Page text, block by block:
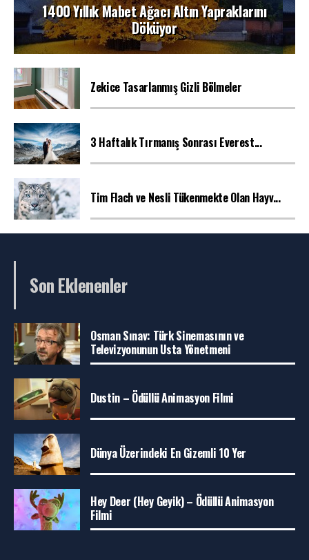
1400 Yıllık Mabet Ağacı Altın Yapraklarını
Döküyor
Zekice Tasarlanmış Gizli Bölmeler
3 Haftalık Tırmanış Sonrası Everest...
Tim Flach ve Nesli Tükenmekte Olan Hayv...
Son Eklenenler
Osman Sınav: Türk Sinemasının ve
Televizyonunun Usta Yönetmeni
Dustin – Ödüllü Animasyon Filmi
Dünya Üzerindeki En Gizemli 10 Yer
Hey Deer (Hey Geyik) – Ödüllü Animasyon
Filmi